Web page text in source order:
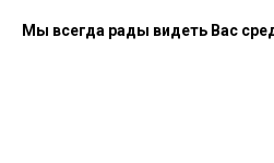
Мы всегда рады видеть Вас